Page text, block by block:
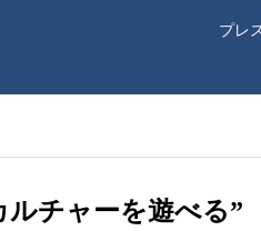
プレ
ルチャーを遊べる”